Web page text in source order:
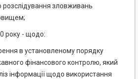
зловживань
року - щодо:
в установленому порядку
фінансового контролю, який
інформації щодо використання